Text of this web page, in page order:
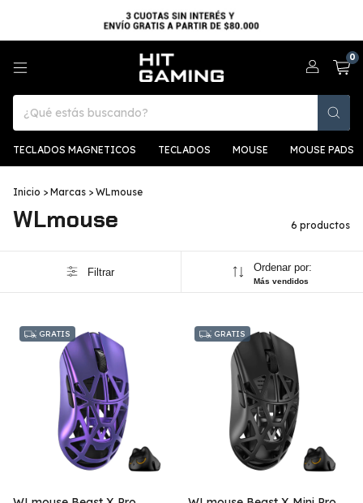
0
TECLADOS MAGNETICOS TECLADOS MOUSE MOUSE PADS
Inicio > Marcas > WLmouse
WLmouse 6 productos
Filtrar Ordenar por:
Más vendidos
GRATIS GRATIS